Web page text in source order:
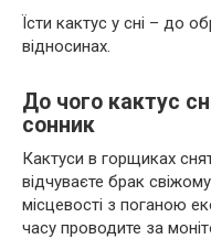
Їсти кактус у сні – до
відносинах.
До чого кактус
сонник
Кактуси в горщиках
відчуваєте брак
місцевості з поганою
часу проводите за